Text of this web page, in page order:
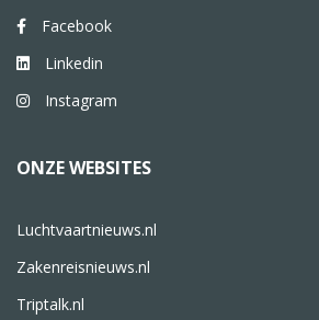
Facebook
Linkedin
Instagram
ONZE WEBSITES
Luchtvaartnieuws.nl
Zakenreisnieuws.nl
Triptalk.nl